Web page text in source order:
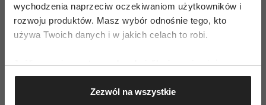
wychodzenia naprzeciw oczekiwaniom użytkowników i
rozwoju produktów. Masz wybór odnośnie tego, kto
używa Twoich danych i w jakich celach to robi.
Jeśli wyrazisz na to zgodę, chcielibyśmy również:
Gromadzić dane dotyczące Twojej lokalizacji
geograficznej z dokładnością nawet do kilku metrów
Zezwól na wszystkie
Zdarzały się momenty w trakcie kampanii, gdy
Clinton podkreślała swoją rolę matki i babci. Nie
w tym również mnie, bolało to, co oczywiste -
kandydatkę zmuszano, by zrekompensowała
czymś własne ambicje. Posiadanie rodziny miało